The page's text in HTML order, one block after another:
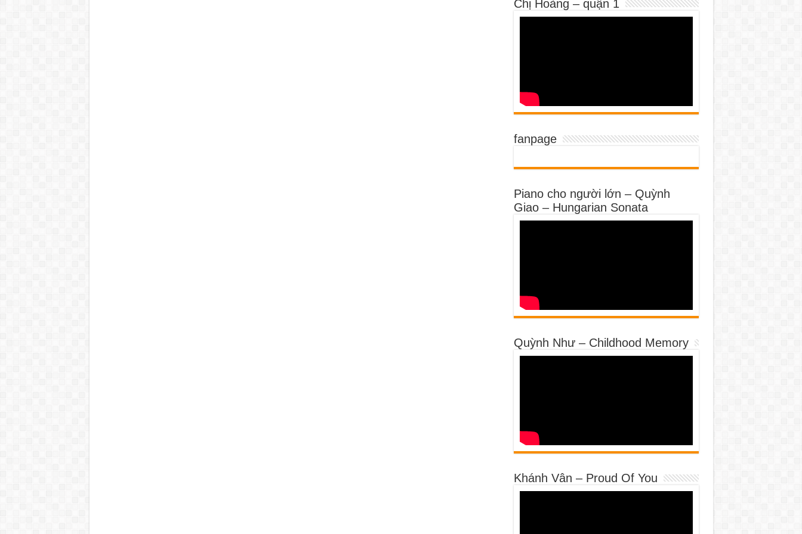
Chị Hoàng – quận 1
fanpage
Piano cho người lớn – Quỳnh
Giao – Hungarian Sonata
Quỳnh Như – Childhood Memory
Khánh Vân – Proud Of You